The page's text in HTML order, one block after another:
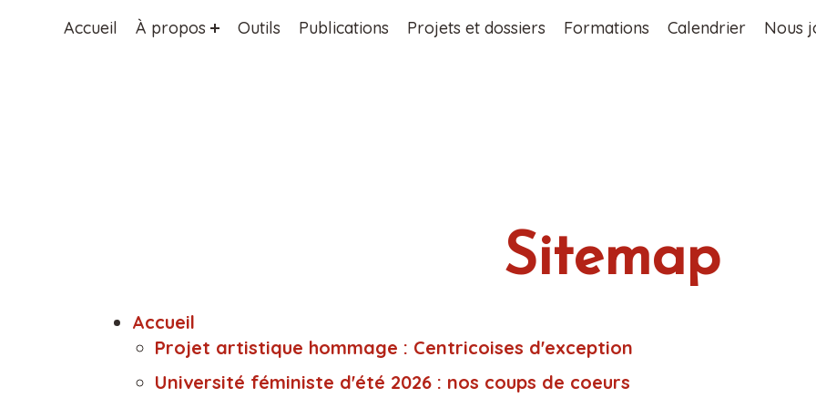
Accueil À propos Outils Publications Projets et dossiers Formations Calendrier Nous
Sitemap
Accueil
Projet artistique hommage : Centricoises d'exception
Université féministe d'été 2026 : nos coups de coeurs